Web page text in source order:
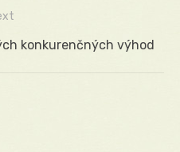
konkurenčných výhod